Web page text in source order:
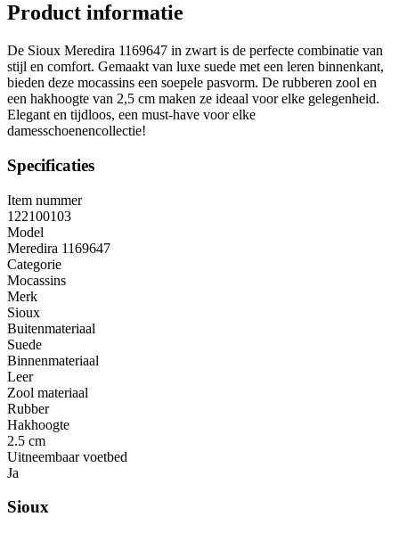
Product informatie
De Sioux Meredira 1169647 in zwart is de perfecte combinatie van
stijl en comfort. Gemaakt van luxe suede met een leren binnenkant,
bieden deze mocassins een soepele pasvorm. De rubberen zool en
een hakhoogte van 2,5 cm maken ze ideaal voor elke gelegenheid.
Elegant en tijdloos, een must-have voor elke
damesschoenencollectie!
Specificaties
Item nummer
122100103
Model
Meredira 1169647
Categorie
Mocassins
Merk
Sioux
Buitenmateriaal
Suede
Binnenmateriaal
Leer
Zool materiaal
Rubber
Hakhoogte
2.5 cm
Uitneembaar voetbed
Ja
Sioux